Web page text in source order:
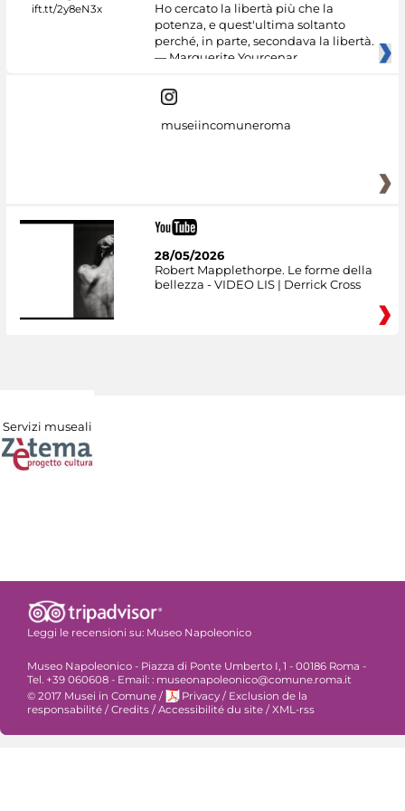
Ho cercato la libertà più che la
potenza, e quest'ultima soltanto
perché, in parte, secondava la libertà.
— Marguerite Yourcenar
museiincomuneroma
28/05/2026
Robert Mapplethorpe. Le forme della
bellezza - VIDEO LIS | Derrick Cross
Servizi museali
Leggi le recensioni su: Museo Napoleonico
Museo Napoleonico - Piazza di Ponte Umberto I, 1 - 00186 Roma -
Tel. +39 060608 - Email: : museonapoleonico@comune.roma.it
© 2017 Musei in Comune / Privacy / Exclusion de la
responsabilité /Credits /Accessibilité du site /XML-rss